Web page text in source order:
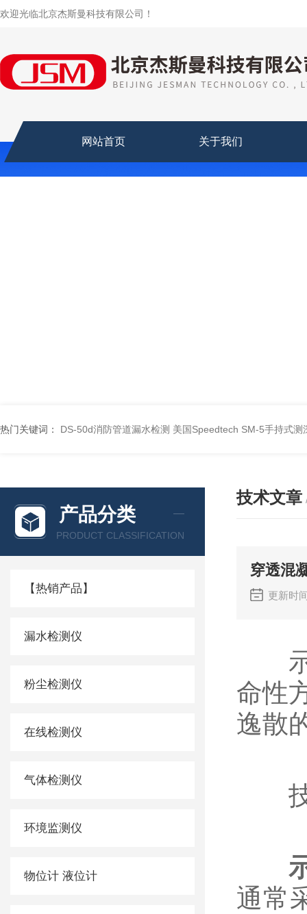
欢迎光临北京杰斯曼科技有限公司！
网站首页 关于我们
热门关键词： DS-50d消防管道漏水检测 美国Speedtech SM-5手持式测
产品分类
PRODUCT CLASSIFICATION
【热销产品】
漏水检测仪
粉尘检测仪
在线检测仪
气体检测仪
环境监测仪
物位计 液位计
技术文章
穿透混
更新时
示
命性
逸散
技
通常